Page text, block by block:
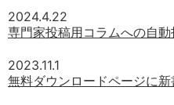
2024.4.22
専門家投稿用コラムへの自
2023.11.1
無料ダウンロードページに